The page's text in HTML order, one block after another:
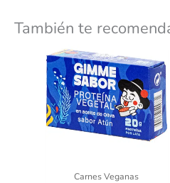
También te
Carnes Veganas